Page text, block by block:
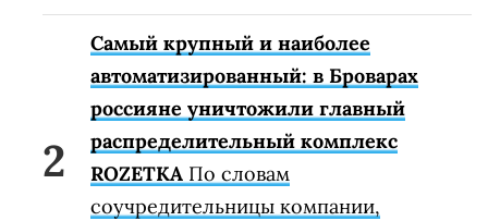
Самый крупный и наиболее
автоматизированный: в Броварах
россияне уничтожили главный
распределительный комплекс
ROZETKA По словам
соучредительницы компании,